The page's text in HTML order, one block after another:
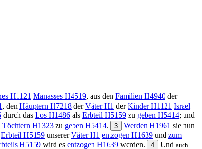
H1121 Manasses H4519, aus den Familien H4940 der
, den Häuptern H7218 derVäterH1 derKinderH1121 Israel
durch das Los H1486 als Erbteil H5159 zu geben H5414; und
Töchtern H1323 zu geben H5414. 3 Werden H1961 sie nun
Erbteil H5159 unsererVäterH1 entzogen H1639 und zum
H5159 wird es entzogen H1639 werden. 4 Und auch